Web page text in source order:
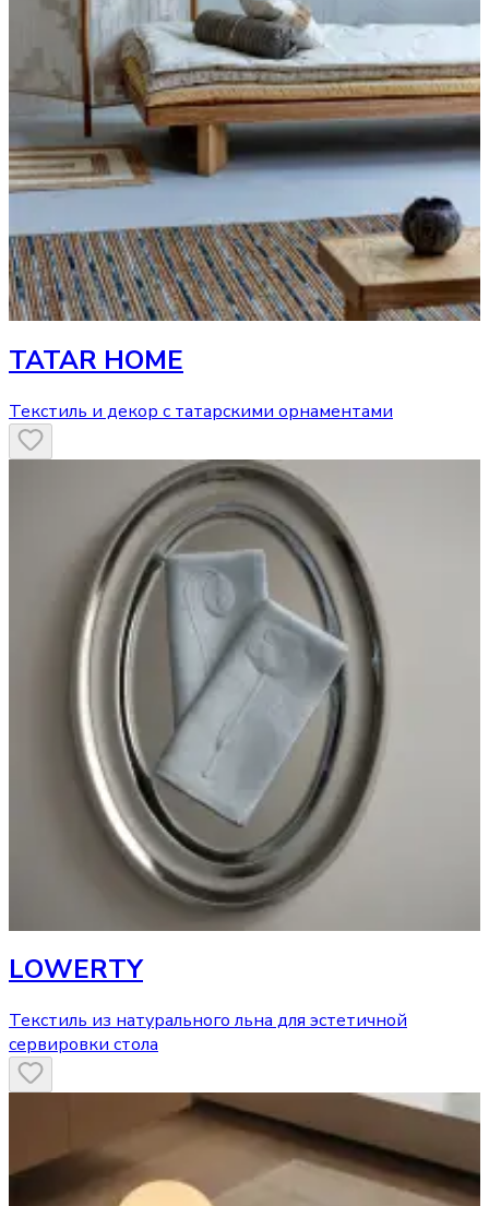
TATAR HOME
Текстиль и декор с татарскими орнаментами
LОWERTY
Текстиль из натурального льна для эстетичной
сервировки стола